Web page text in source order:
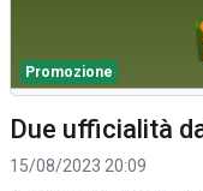
Promozione
Due ufficialità
15/08/2023 20:09